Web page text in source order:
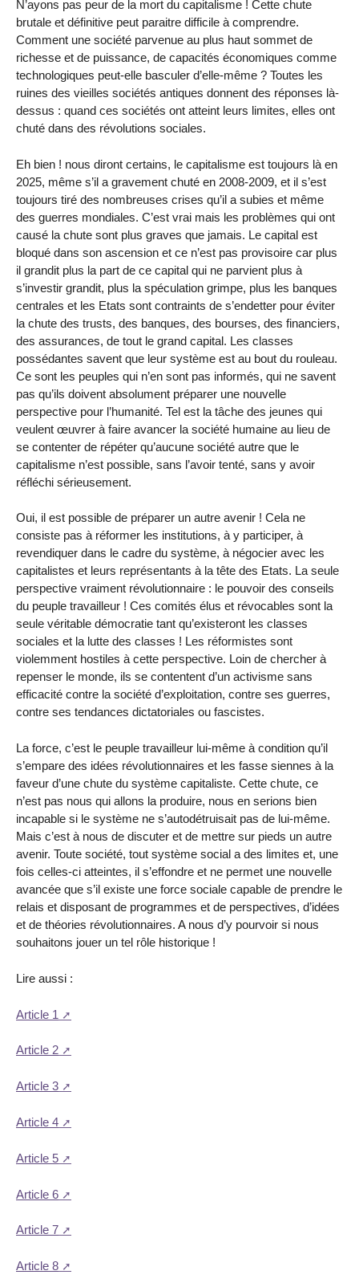
N’ayons pas peur de la mort du capitalisme ! Cette chute
brutale et définitive peut paraitre difficile à comprendre.
Comment une société parvenue au plus haut sommet de
richesse et de puissance, de capacités économiques comme
technologiques peut-elle basculer d’elle-même ? Toutes les
ruines des vieilles sociétés antiques donnent des réponses là-
dessus : quand ces sociétés ont atteint leurs limites, elles ont
chuté dans des révolutions sociales.
Eh bien ! nous diront certains, le capitalisme est toujours là en
2025, même s’il a gravement chuté en 2008-2009, et il s’est
toujours tiré des nombreuses crises qu’il a subies et même
des guerres mondiales. C’est vrai mais les problèmes qui ont
causé la chute sont plus graves que jamais. Le capital est
bloqué dans son ascension et ce n’est pas provisoire car plus
il grandit plus la part de ce capital qui ne parvient plus à
s’investir grandit, plus la spéculation grimpe, plus les banques
centrales et les Etats sont contraints de s’endetter pour éviter
la chute des trusts, des banques, des bourses, des financiers,
des assurances, de tout le grand capital. Les classes
possédantes savent que leur système est au bout du rouleau.
Ce sont les peuples qui n’en sont pas informés, qui ne savent
pas qu’ils doivent absolument préparer une nouvelle
perspective pour l’humanité. Tel est la tâche des jeunes qui
veulent œuvrer à faire avancer la société humaine au lieu de
se contenter de répéter qu’aucune société autre que le
capitalisme n’est possible, sans l’avoir tenté, sans y avoir
réfléchi sérieusement.
Oui, il est possible de préparer un autre avenir ! Cela ne
consiste pas à réformer les institutions, à y participer, à
revendiquer dans le cadre du système, à négocier avec les
capitalistes et leurs représentants à la tête des Etats. La seule
perspective vraiment révolutionnaire : le pouvoir des conseils
du peuple travailleur ! Ces comités élus et révocables sont la
seule véritable démocratie tant qu’existeront les classes
sociales et la lutte des classes ! Les réformistes sont
violemment hostiles à cette perspective. Loin de chercher à
repenser le monde, ils se contentent d’un activisme sans
efficacité contre la société d’exploitation, contre ses guerres,
contre ses tendances dictatoriales ou fascistes.
La force, c’est le peuple travailleur lui-même à condition qu’il
s’empare des idées révolutionnaires et les fasse siennes à la
faveur d’une chute du système capitaliste. Cette chute, ce
n’est pas nous qui allons la produire, nous en serions bien
incapable si le système ne s’autodétruisait pas de lui-même.
Mais c’est à nous de discuter et de mettre sur pieds un autre
avenir. Toute société, tout système social a des limites et, une
fois celles-ci atteintes, il s’effondre et ne permet une nouvelle
avancée que s’il existe une force sociale capable de prendre le
relais et disposant de programmes et de perspectives, d’idées
et de théories révolutionnaires. A nous d’y pourvoir si nous
souhaitons jouer un tel rôle historique !
Lire aussi :
Article 1
Article 2
Article 3
Article 4
Article 5
Article 6
Article 7
Article 8